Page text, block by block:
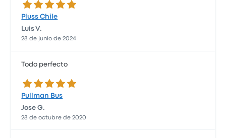
5.0 de 5 estrellas
Pluss Chile
Luis V.
28 de junio de 2024
Todo perfecto
5.0 de 5 estrellas
Pullman Bus
Jose G.
28 de octubre de 2020